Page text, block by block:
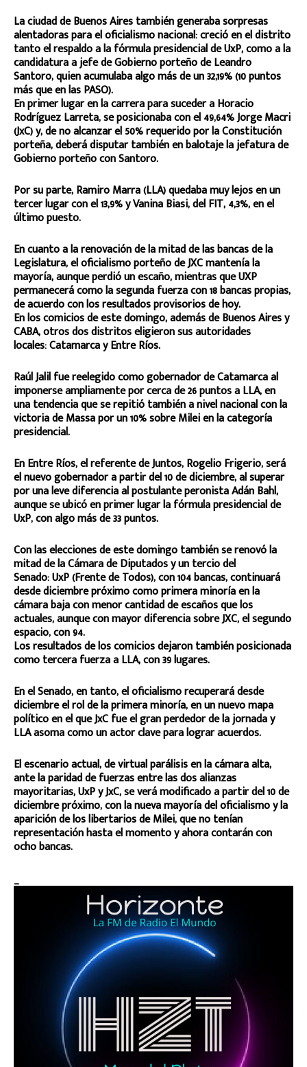
La ciudad de Buenos Aires también generaba sorpresas
alentadoras para el oficialismo nacional: creció en el distrito
tanto el respaldo a la fórmula presidencial de UxP, como a la
candidatura a jefe de Gobierno porteño de Leandro
Santoro, quien acumulaba algo más de un 32,19% (10 puntos
más que en las PASO).
En primer lugar en la carrera para suceder a Horacio
Rodríguez Larreta, se posicionaba con el 49,64% Jorge Macri
(JxC) y, de no alcanzar el 50% requerido por la Constitución
porteña, deberá disputar también en balotaje la jefatura de
Gobierno porteño con Santoro.
Por su parte, Ramiro Marra (LLA) quedaba muy lejos en un
tercer lugar con el 13,9% y Vanina Biasi, del FIT, 4,3%, en el
último puesto.
En cuanto a la renovación de la mitad de las bancas de la
Legislatura, el oficialismo porteño de JXC mantenía la
mayoría, aunque perdió un escaño, mientras que UXP
permanecerá como la segunda fuerza con 18 bancas propias,
de acuerdo con los resultados provisorios de hoy.
En los comicios de este domingo, además de Buenos Aires y
CABA, otros dos distritos eligieron sus autoridades
locales: Catamarca y Entre Ríos.
Raúl Jalil fue reelegido como gobernador de Catamarca al
imponerse ampliamente por cerca de 26 puntos a LLA, en
una tendencia que se repitió también a nivel nacional con la
victoria de Massa por un 10% sobre Milei en la categoría
presidencial.
En Entre Ríos, el referente de Juntos, Rogelio Frigerio, será
el nuevo gobernador a partir del 10 de diciembre, al superar
por una leve diferencia al postulante peronista Adán Bahl,
aunque se ubicó en primer lugar la fórmula presidencial de
UxP, con algo más de 33 puntos.
Con las elecciones de este domingo también se renovó la
mitad de la Cámara de Diputados y un tercio del
Senado: UxP (Frente de Todos), con 104 bancas, continuará
desde diciembre próximo como primera minoría en la
cámara baja con menor cantidad de escaños que los
actuales, aunque con mayor diferencia sobre JXC, el segundo
espacio, con 94.
Los resultados de los comicios dejaron también posicionada
como tercera fuerza a LLA, con 39 lugares.
En el Senado, en tanto, el oficialismo recuperará desde
diciembre el rol de la primera minoría, en un nuevo mapa
político en el que JxC fue el gran perdedor de la jornada y
LLA asoma como un actor clave para lograr acuerdos.
El escenario actual, de virtual parálisis en la cámara alta,
ante la paridad de fuerzas entre las dos alianzas
mayoritarias, UxP y JxC, se verá modificado a partir del 10 de
diciembre próximo, con la nueva mayoría del oficialismo y la
aparición de los libertarios de Milei, que no tenían
representación hasta el momento y ahora contarán con
ocho bancas.
_